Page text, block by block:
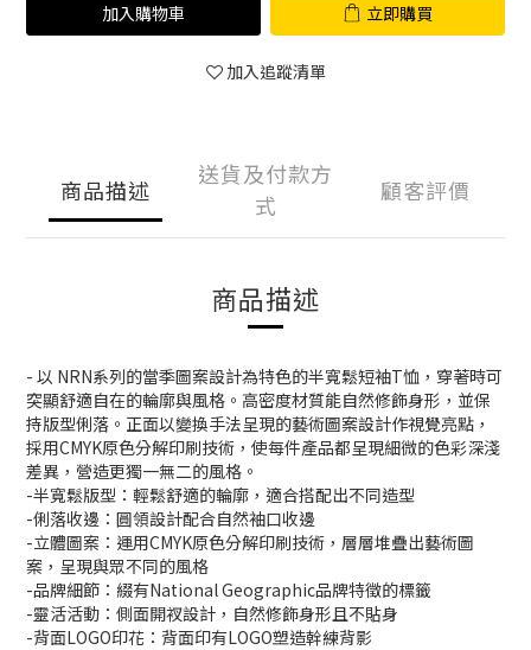
加入購物車 立即購買
加入追蹤清單
商品描述
送貨及付款方
式
顧客評價
商品描述
- 以 NRN系列的當季圖案設計為特色的半寬鬆短袖T恤，穿著時可
突顯舒適自在的輪廓與風格。高密度材質能自然修飾身形，並保
持版型俐落。正面以變換手法呈現的藝術圖案設計作視覺亮點，
採用CMYK原色分解印刷技術，使每件產品都呈現細微的色彩深淺
差異，營造更獨一無二的風格。
-半寬鬆版型：輕鬆舒適的輪廓，適合搭配出不同造型
-俐落收邊：圓領設計配合自然袖口收邊
-立體圖案：運用CMYK原色分解印刷技術，層層堆疊出藝術圖
案，呈現與眾不同的風格
-品牌細節：綴有National Geographic品牌特徵的標籤
-靈活活動：側面開衩設計，自然修飾身形且不貼身
-背面LOGO印花：背面印有LOGO塑造幹練背影